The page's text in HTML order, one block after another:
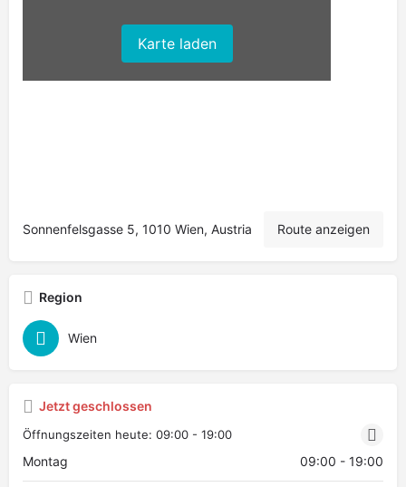
Karte laden
Sonnenfelsgasse 5, 1010 Wien, Austria Route anzeigen
Region
Wien
Jetzt geschlossen
Öffnungszeiten heute: 09:00 - 19:00
Montag 09:00 - 19:00